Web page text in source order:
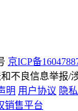
京ICP备
不良信息举报/
明 用户协议 隐
销售平台